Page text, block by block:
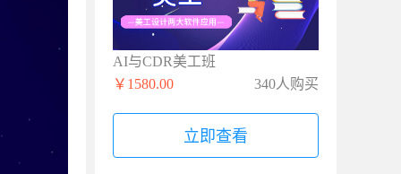
AI与CDR美工班
￥1580.00
340人购买
立即查看